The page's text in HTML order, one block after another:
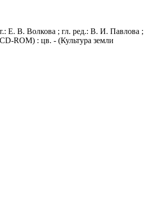
Е. В. Волкова ; гл. ред.: В. И. Павлова ;
ROM) : цв. - (Культура земли